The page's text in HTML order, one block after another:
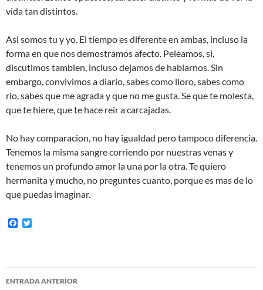
vida tan distintos.
Asi somos tu y yo. El tiempo es diferente en ambas, incluso la
forma en que nos demostramos afecto. Peleamos, si,
discutimos tambien, incluso dejamos de hablarnos. Sin
embargo, convivimos a diario, sabes como lloro, sabes como
rio, sabes que me agrada y que no me gusta. Se que te molesta,
que te hiere, que te hace reir a carcajadas.
No hay comparacion, no hay igualdad pero tampoco diferencia.
Tenemos la misma sangre corriendo por nuestras venas y
tenemos un profundo amor la una por la otra. Te quiero
hermanita y mucho, no preguntes cuanto, porque es mas de lo
que puedas imaginar.
F
o
o
e
r
Navegación
ENTRADA ANTERIOR